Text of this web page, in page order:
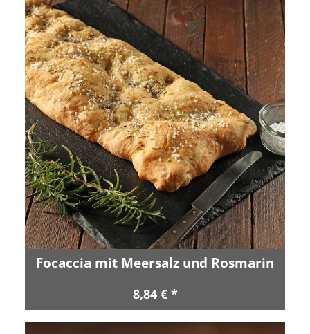
Focaccia mit Meersalz und Rosmarin
8,84 € *